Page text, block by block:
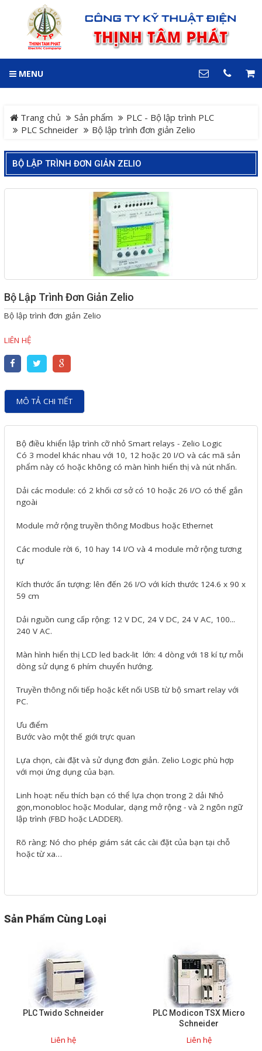
MENU
Trang chủ Sản phẩm
PLC - Bộ lập trình PLC
PLC Schneider
Bộ lập trình đơn giản Zelio
BỘ LẬP TRÌNH ĐƠN GIẢN ZELIO
Bộ Lập Trình Đơn Giản Zelio
Bộ lập trình đơn giản Zelio
LIÊN HỆ
MÔ TẢ CHI TIẾT
Bộ điều khiển lập trình cỡ nhỏ Smart relays - Zelio Logic
Có 3 model khác nhau với 10, 12 hoặc 20 I/O và các mã sản
phẩm này có hoặc không có màn hình hiển thị và nút nhấn.
Dải các module: có 2 khối cơ sở có 10 hoặc 26 I/O có thể gắn
ngoài
Module mở rộng truyền thông Modbus hoặc Ethernet
Các module rời 6, 10 hay 14 I/O và 4 module mở rộng tương
tự
Kích thước ấn tượng: lên đến 26 I/O với kích thước 124.6 x 90 x
59 cm
Dải nguồn cung cấp rộng: 12 V DC, 24 V DC, 24 V AC, 100...
240 V AC.
Màn hình hiển thị LCD led back-lit lớn: 4 dòng với 18 kí tự mỗi
dòng sử dụng 6 phím chuyển hướng.
Truyền thông nối tiếp hoặc kết nối USB từ bộ smart relay với
PC.
Ưu điểm
Bước vào một thế giới trực quan
Lựa chọn, cài đặt và sử dụng đơn giản. Zelio Logic phù hợp
với mọi ứng dụng của bạn.
Linh hoạt: nếu thích bạn có thể lựa chọn trong 2 dải Nhỏ
gọn,monobloc hoặc Modular, dạng mở rộng - và 2 ngôn ngữ
lập trình (FBD hoặc LADDER).
Rõ ràng: Nó cho phép giám sát các cài đặt của bạn tại chỗ
hoặc từ xa…
Sản Phẩm Cùng Loại
PLC Twido Schneider
Liên hệ
PLC Modicon TSX Micro
Schneider
Liên hệ
Trang chủ
Sản phẩm
Hệ Thống Cảnh Báo An
Hệ thống điều khiển giám
sát và thu thập dữ liệu
Giải pháp quản lý bằng mã
vạch
Bảng LED điện tử
Bảng điện tử năng suất
Bảng Led hiển thị nhiệt độ
Đồng hồ thời gian thực
Máy dò kim loại
Màn hình cảm ứng HMI
PLC - Bộ lập trình PLC
Biến tần
Máy tính công nghiệp
Motor Servo / Driver Servo
Cáp lập trình PLC - HMI -
Cân Điện Tử
truyền và lưu trữ dữ liệu
Thiết bị điều khiển và giám
sát
Thiết bị cảnh báo
Bộ điều khiển nhiệt độ
Đồng hồ đo đa năng
Phụ kiện lắp tủ điện
Giới thiệu
Dịch vụ
Thiết kế tủ điện công nghiệp
Sửa chữa PLC
Sửa chữa màn hình HMI
Sửa Bộ điều khiển Servo, Bộ
Sửa chữa bộ nguồn
GIỎ HÀNG
LIÊN HỆ
Hotline
0909 199 102
64 đường 24, KDC Hiệp
Thủ Dầu Một, Tỉnh Bình
Dương
Điện thoại
0909 199 102
COPYRIGHT 2018. ALL RIGHTS RESERVED